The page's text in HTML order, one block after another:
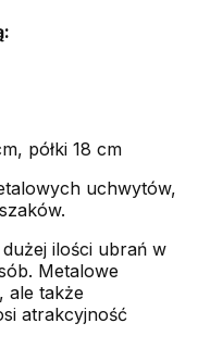
półki 18 cm
uchwytów,
ilości ubrań w
Metalowe
ale także
atrakcyjność